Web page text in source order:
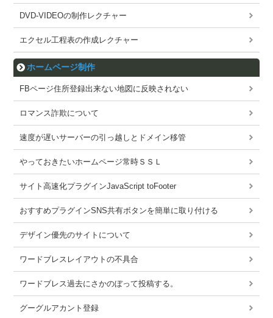
DVD-VIDEOの制作レクチャー
エクセル工程表の作成レクチャー
ホームページ制作
FBページ住所登録出来ない地図に反映されない
ロマンス詐欺について
速度が遅いサーバーの引っ越しとドメイン移管
やっておきたいホームページ常時ＳＳＬ
サイト高速化プラグインJavaScript toFooter
おすすめプラグインSNS共有ボタンを簡単に取り付ける
デザイン優先のサイトについて
ワードブレスレイアウトの不具合
ワードブレス過去にさかのぼって投稿する。
グーグルアカント登録